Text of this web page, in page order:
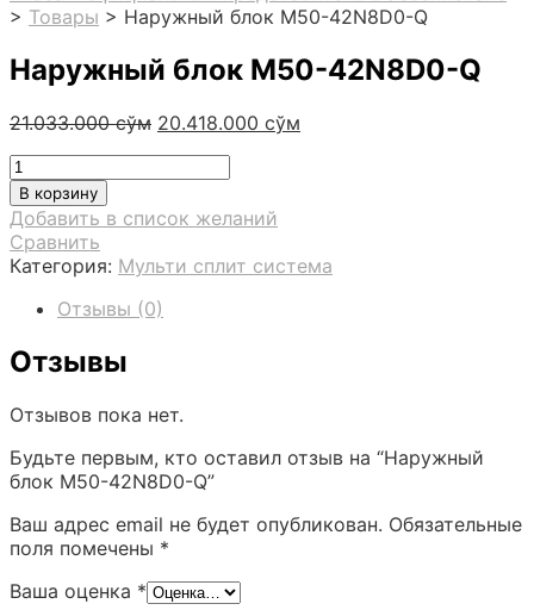
> Товары > Наружный блок M50-42N8D0-Q
Наружный блок M50-42N8D0-Q
21.033.000сўм Первоначальная
20.418.000 сўм
Количество
товара
Наружный
блок
M50-
42N8D0-
В корзину
Добавить в список желаний
Сравнить
Категория: Мульти сплит система
Отзывы (0)
Отзывы
Отзывов пока нет.
Будьте первым, кто оставил отзыв на “Наружный
блок M50-42N8D0-Q”
Ваш адрес email не будет опубликован. Обязательные
поля помечены *
Ваша оценка *